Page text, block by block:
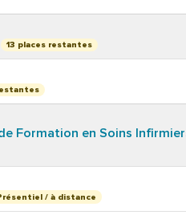
13 places restantes
Formation en Soins
/ à distance